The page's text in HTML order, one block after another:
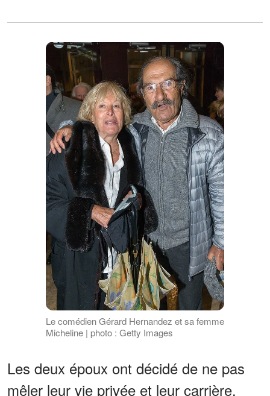
Le comédien Gérard Hernandez et sa femme
Micheline | photo : Getty Images
Les deux époux ont décidé de ne pas
mêler leur vie privée et leur carrière.